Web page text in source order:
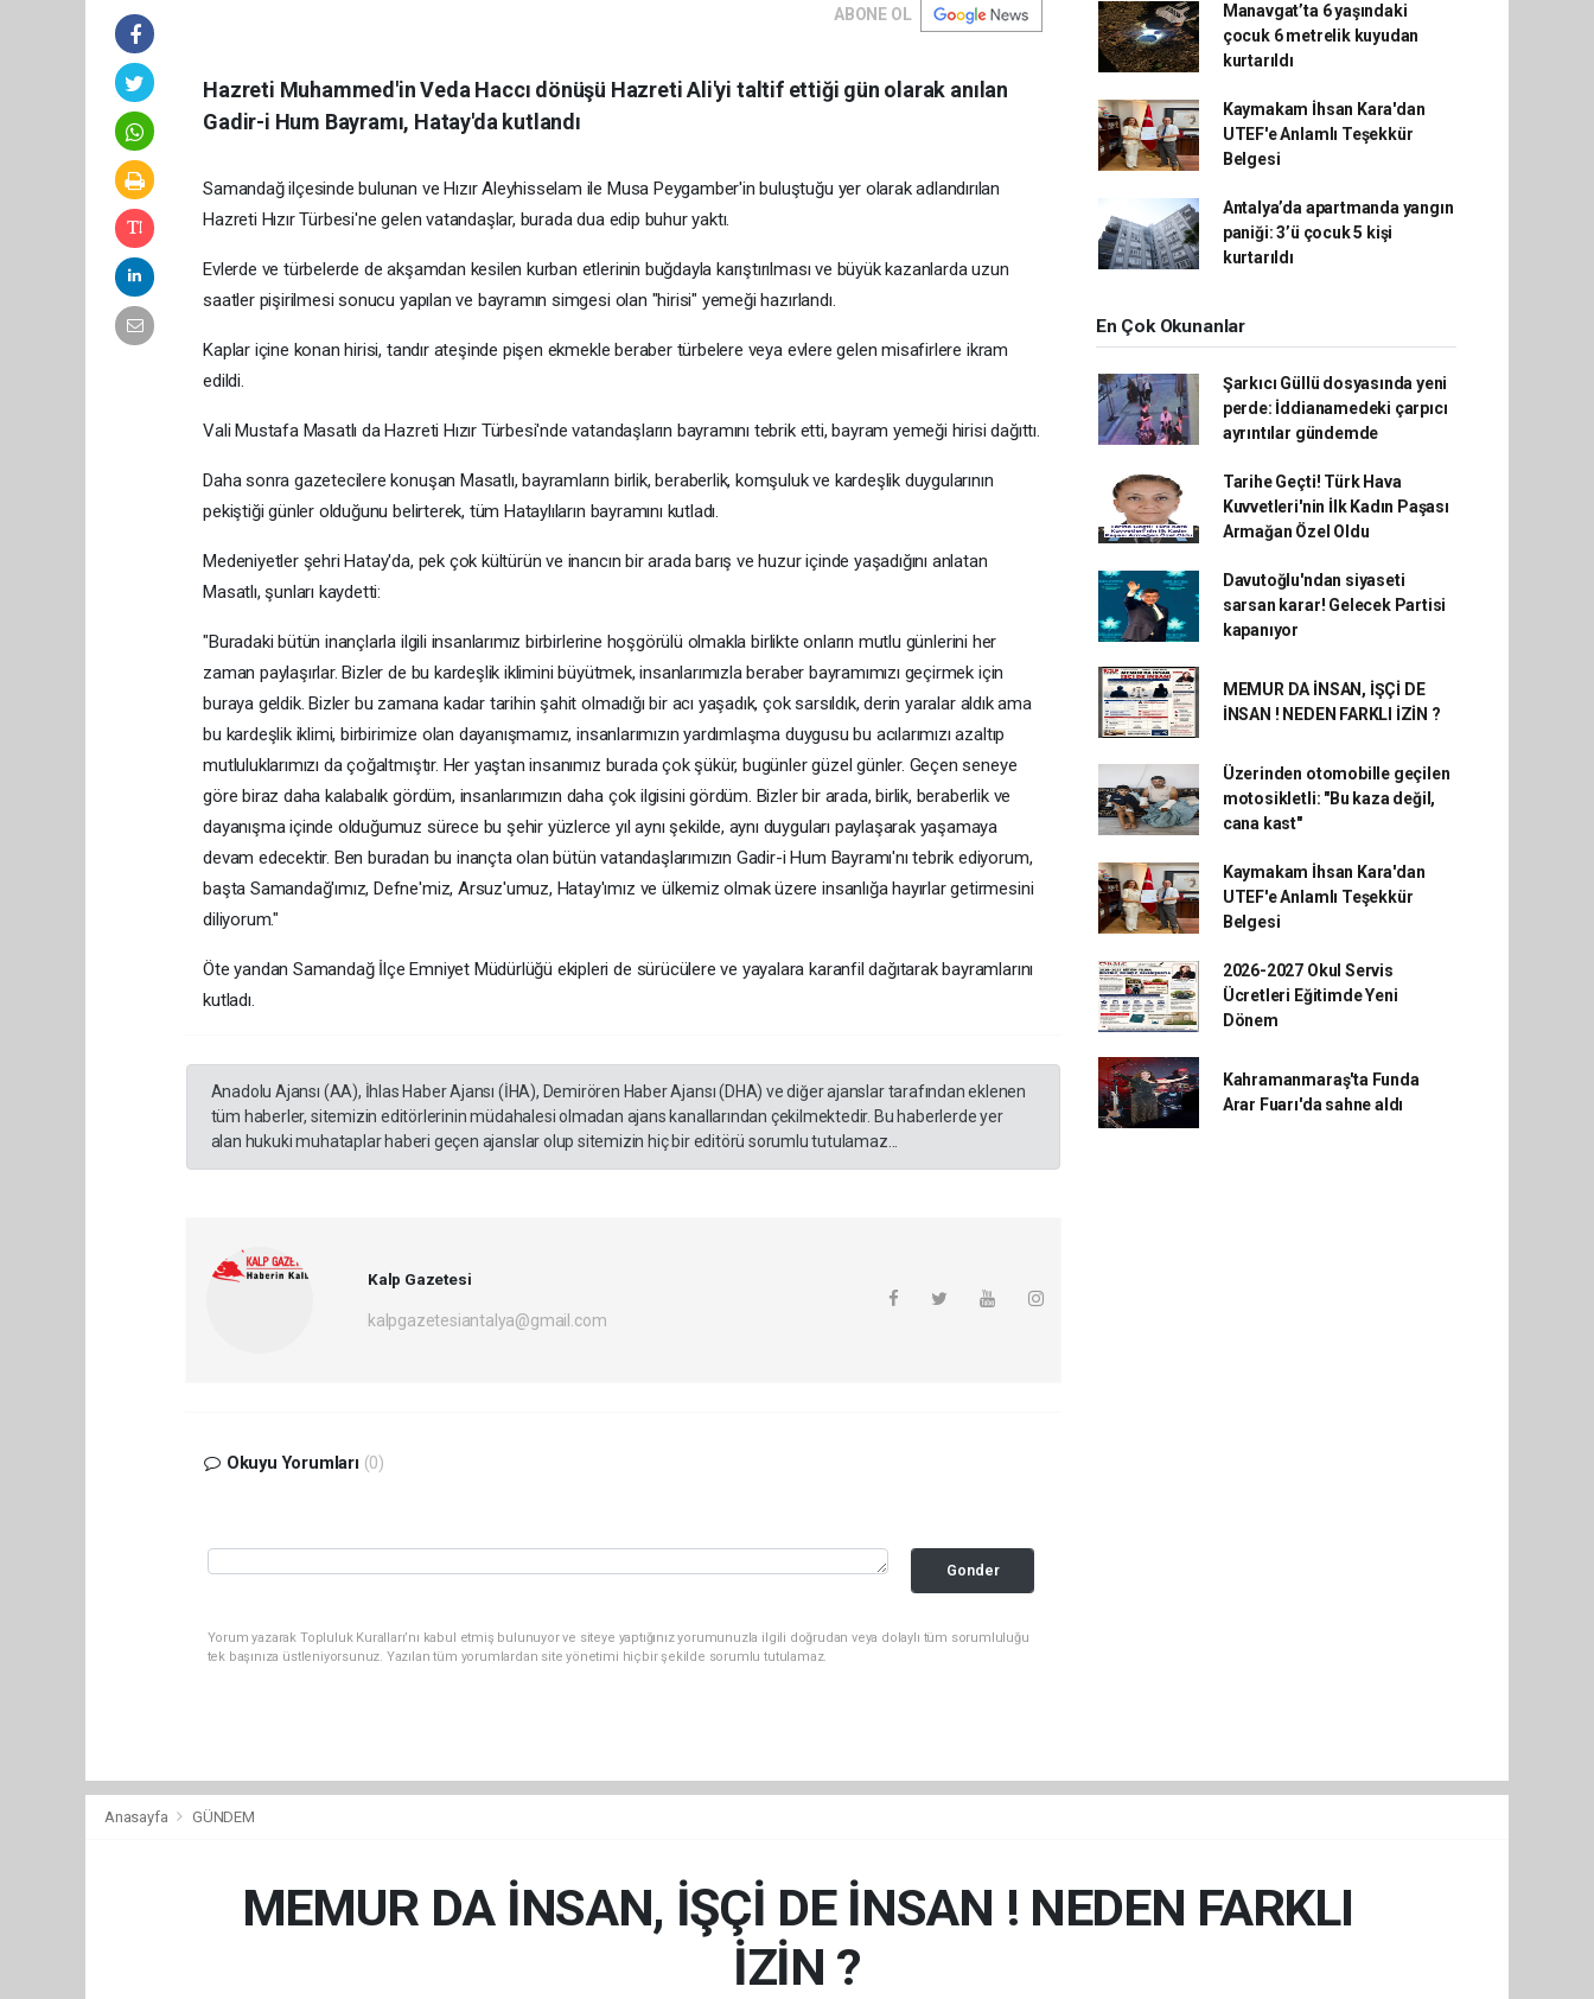
ABONE OL
Hazreti Muhammed'in Veda Haccı dönüşü Hazreti Ali'yi taltif ettiği gün olarak anılan
Gadir-i Hum Bayramı, Hatay'da kutlandı
Samandağ ilçesinde bulunan ve Hızır Aleyhisselam ile Musa Peygamber'in buluştuğu yer olarak adlandırılan
Hazreti Hızır Türbesi'ne gelen vatandaşlar, burada dua edip buhur yaktı.
Evlerde ve türbelerde de akşamdan kesilen kurban etlerinin buğdayla karıştırılması ve büyük kazanlarda uzun
saatler pişirilmesi sonucu yapılan ve bayramın simgesi olan "hirisi" yemeği hazırlandı.
Kaplar içine konan hirisi, tandır ateşinde pişen ekmekle beraber türbelere veya evlere gelen misafirlere ikram
edildi.
Vali Mustafa Masatlı da Hazreti Hızır Türbesi'nde vatandaşların bayramını tebrik etti, bayram yemeği hirisi dağıttı.
Daha sonra gazetecilere konuşan Masatlı, bayramların birlik, beraberlik, komşuluk ve kardeşlik duygularının
pekiştiği günler olduğunu belirterek, tüm Hataylıların bayramını kutladı.
Medeniyetler şehri Hatay'da, pek çok kültürün ve inancın bir arada barış ve huzur içinde yaşadığını anlatan
Masatlı, şunları kaydetti:
"Buradaki bütün inançlarla ilgili insanlarımız birbirlerine hoşgörülü olmakla birlikte onların mutlu günlerini her
zaman paylaşırlar. Bizler de bu kardeşlik iklimini büyütmek, insanlarımızla beraber bayramımızı geçirmek için
buraya geldik. Bizler bu zamana kadar tarihin şahit olmadığı bir acı yaşadık, çok sarsıldık, derin yaralar aldık ama
bu kardeşlik iklimi, birbirimize olan dayanışmamız, insanlarımızın yardımlaşma duygusu bu acılarımızı azaltıp
mutluluklarımızı da çoğaltmıştır. Her yaştan insanımız burada çok şükür, bugünler güzel günler. Geçen seneye
göre biraz daha kalabalık gördüm, insanlarımızın daha çok ilgisini gördüm. Bizler bir arada, birlik, beraberlik ve
dayanışma içinde olduğumuz sürece bu şehir yüzlerce yıl aynı şekilde, aynı duyguları paylaşarak yaşamaya
devam edecektir. Ben buradan bu inançta olan bütün vatandaşlarımızın Gadir-i Hum Bayramı'nı tebrik ediyorum,
başta Samandağ'ımız, Defne'miz, Arsuz'umuz, Hatay'ımız ve ülkemiz olmak üzere insanlığa hayırlar getirmesini
diliyorum."
Öte yandan Samandağ İlçe Emniyet Müdürlüğü ekipleri de sürücülere ve yayalara karanfil dağıtarak bayramlarını
kutladı.
Anadolu Ajansı (AA), İhlas Haber Ajansı (İHA), Demirören Haber Ajansı (DHA) ve diğer ajanslar tarafından eklenen
tüm haberler, sitemizin editörlerinin müdahalesi olmadan ajans kanallarından çekilmektedir. Bu haberlerde yer
alan hukuki muhataplar haberi geçen ajanslar olup sitemizin hiç bir editörü sorumlu tutulamaz...
Kalp Gazetesi
kalpgazetesiantalya@gmail.com
Okuyu Yorumları (0)
Gonder
Yorum yazarak Topluluk Kuralları’nı kabul etmiş bulunuyor ve siteye yaptığınız yorumunuzla ilgili doğrudan veya dolaylı tüm sorumluluğu
tek başınıza üstleniyorsunuz. Yazılan tüm yorumlardan site yönetimi hiçbir şekilde sorumlu tutulamaz.
Manavgat’ta 6 yaşındaki
çocuk 6 metrelik kuyudan
kurtarıldı
Kaymakam İhsan Kara'dan
UTEF'e Anlamlı Teşekkür
Belgesi
Antalya’da apartmanda yangın
paniği: 3’ü çocuk 5 kişi
kurtarıldı
En Çok Okunanlar
Şarkıcı Güllü dosyasında yeni
perde: İddianamedeki çarpıcı
ayrıntılar gündemde
Tarihe Geçti! Türk Hava
Kuvvetleri'nin İlk Kadın Paşası
Armağan Özel Oldu
Davutoğlu'ndan siyaseti
sarsan karar! Gelecek Partisi
kapanıyor
MEMUR DA İNSAN, İŞÇİ DE
İNSAN ! NEDEN FARKLI İZİN ?
Üzerinden otomobille geçilen
motosikletli: "Bu kaza değil,
cana kast"
Kaymakam İhsan Kara'dan
UTEF'e Anlamlı Teşekkür
Belgesi
2026-2027 Okul Servis
Ücretleri Eğitimde Yeni
Dönem
Kahramanmaraş'ta Funda
Arar Fuarı'da sahne aldı
Anasayfa GÜNDEM
MEMUR DA İNSAN, İŞÇİ DE İNSAN ! NEDEN FARKLI
İZİN ?